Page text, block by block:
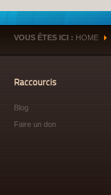
VOUS ÊTES ICI : HOME »
Raccourcis
Blog
Faire un don